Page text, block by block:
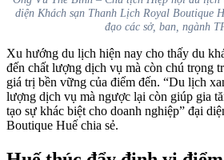
diện Khách sạn Thanh Lịch Royal Boutique
đạo các sở, ban, ngành
Xu hướng du lịch hiện nay cho thấy du
đến chất lượng dịch vụ mà còn chú trọng
giá trị bền vững của điểm đến. “Du lịch
lượng dịch vụ mà ngược lại còn giúp gia
tạo sự khác biệt cho doanh nghiệp” đại
Boutique Huế chia sẻ.